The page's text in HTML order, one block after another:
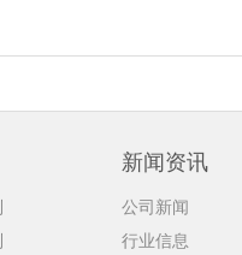
新闻资讯
公司新闻
行业信息